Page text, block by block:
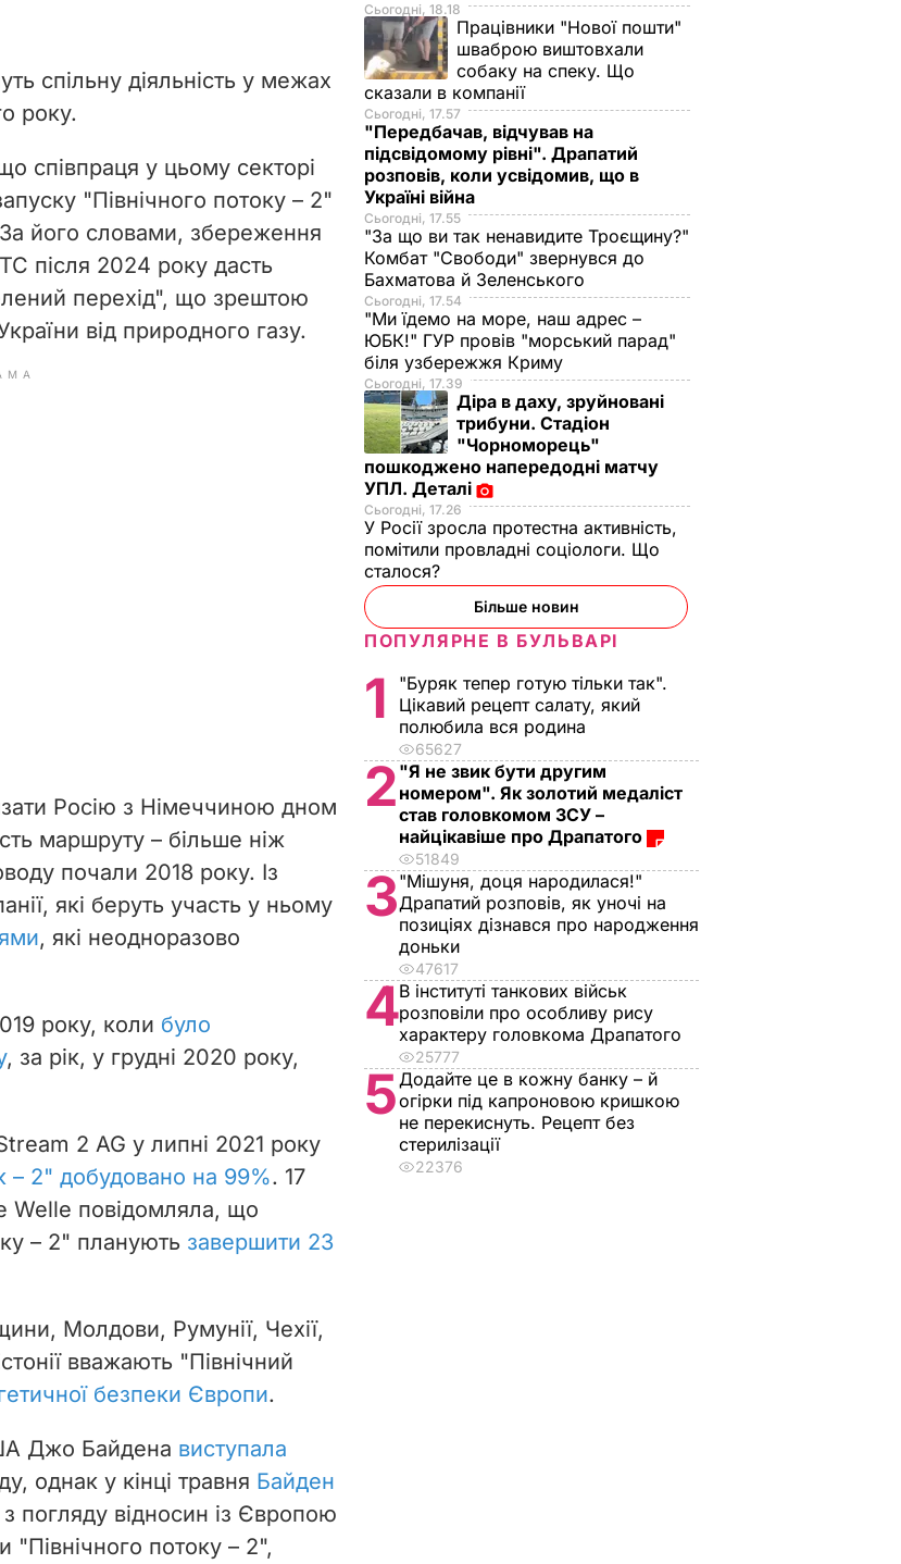
спільну діяльність у межах
року.
співпраця у цьому секторі
"Північного потоку – 2"
За його словами, збереження
після 2024 року дасть
перехід", що зрештою
від природного газу.
Росію з Німеччиною дном
маршруту – більше ніж
почали 2018 року. Із
які беруть участь у ньому
, які неодноразово
року, коли було
, за рік, у грудні 2020 року,
2 AG у липні 2021 року
– 2" добудовано на 99%. 17
Welle повідомляла, що
– 2" планують завершити 23
Молдови, Румунії, Чехії,
вважають "Північний
безпеки Європи.
Джо Байдена виступала
однак у кінці травня Байден
з погляду відносин із Європою
"Північного потоку – 2",
Сьогодні, 18.18
Працівники "Нової пошти"
шваброю виштовхали
собаку на спеку. Що
сказали в компанії
Сьогодні, 17.57
"Передбачав, відчував на
підсвідомому рівні". Драпатий
розповів, коли усвідомив, що в
Україні війна
Сьогодні, 17.55
"За що ви так ненавидите Троєщину?"
Комбат "Свободи" звернувся до
Бахматова й Зеленського
Сьогодні, 17.54
"Ми їдемо на море, наш адрес –
ЮБК!" ГУР провів "морський парад"
біля узбережжя Криму
Сьогодні, 17.39
Діра в даху, зруйновані
трибуни. Стадіон
"Чорноморець"
пошкоджено напередодні матчу
УПЛ. Деталі
Сьогодні, 17.26
У Росії зросла протестна активність,
помітили провладні соціологи. Що
сталося?
Більше новин
ПОПУЛЯРНЕ В БУЛЬВАРІ
1
"Буряк тепер готую тільки так".
Цікавий рецепт салату, який
полюбила вся родина
65627
2 "Я не звик бути другим
номером". Як золотий медаліст
став головкомом ЗСУ –
найцікавіше про Драпатого
51849
3"Мішуня, доця народилася!"
Драпатий розповів, як уночі на
позиціях дізнався про народження
доньки
47617
4В інституті танкових військ
розповіли про особливу рису
характеру головкома Драпатого
25777
5Додайте це в кожну банку – й
огірки під капроновою кришкою
не перекиснуть. Рецепт без
стерилізації
22376